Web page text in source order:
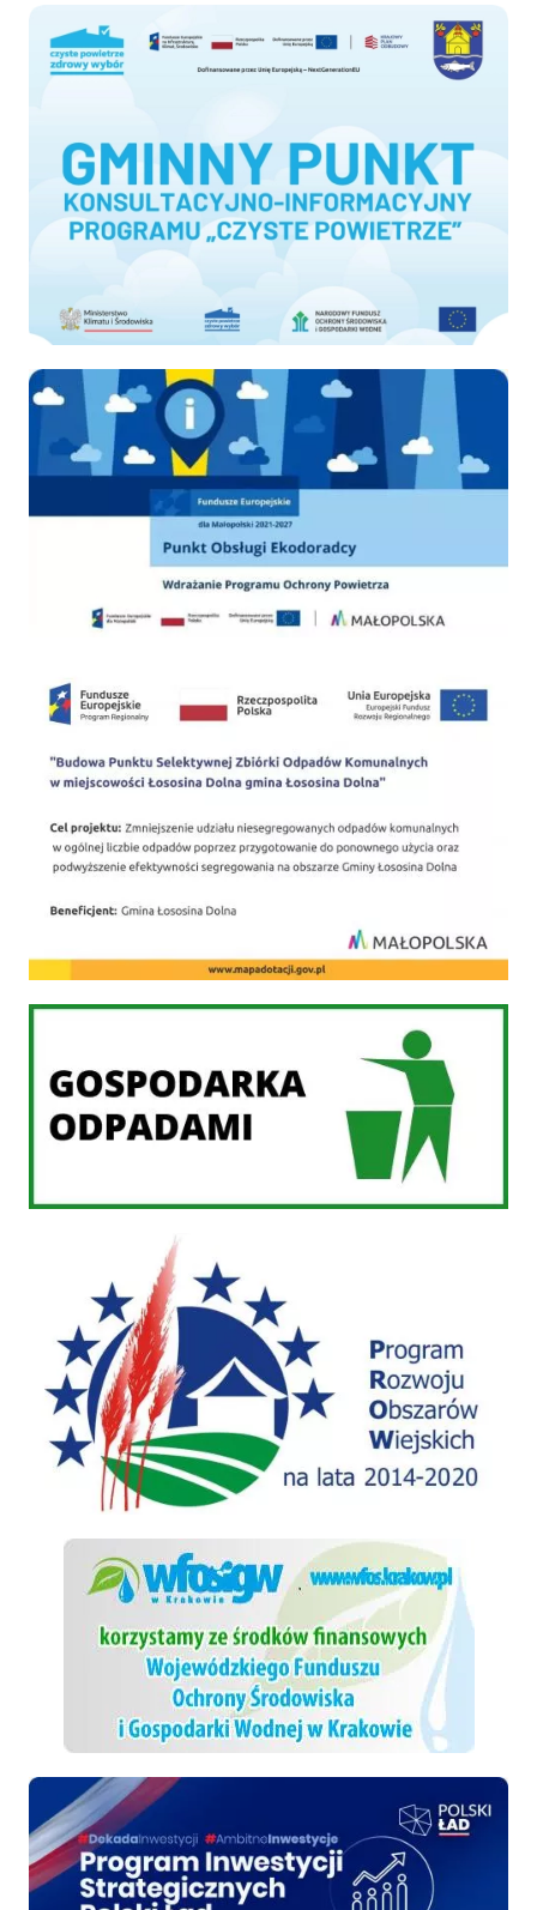
Czyste-powietrze
Ekodoradca
Gospodarka odpadami
WFOSiGW
Polski ład